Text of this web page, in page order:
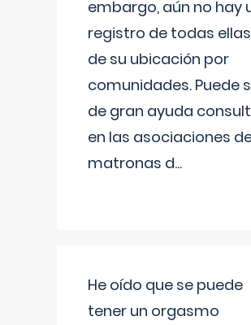
embargo, aún no hay
registro de todas
de su ubicación por
comunidades. Puede
de gran ayuda
en las asociaciones
matronas d...
He oído que se puede
tener un orgasmo